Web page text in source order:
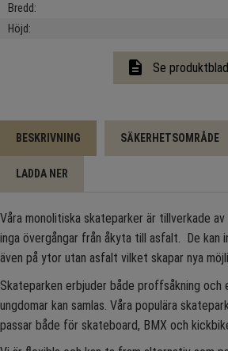
Bredd
Höjd
description Se produktblad
BESKRIVNING SÄKERHETSOMRÅDE
LADDA NER
Våra monolitiska skateparker är tillverkade
inga övergångar från åkyta till asfalt. De kan
även på ytor utan asfalt vilket skapar nya
Skateparken erbjuder både proffsåkning och
ungdomar kan samlas. Våra populära
passar både för skateboard, BMX och